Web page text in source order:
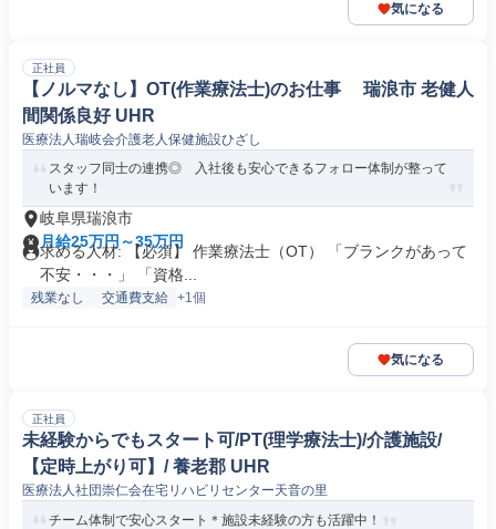
気になる
正社員
【ノルマなし】OT(作業療法士)のお仕事 瑞浪市 老健人
間関係良好 UHR
医療法人瑞岐会介護老人保健施設ひざし
スタッフ同士の連携◎ 入社後も安心できるフォロー体制が整って
います！
岐阜県瑞浪市
月給25万円～35万円
求める人材: 【必須】 作業療法士（OT） 「ブランクがあって
不安・・・」 「資格...
残業なし 交通費支給 +1個
気になる
正社員
未経験からでもスタート可/PT(理学療法士)/介護施設/
【定時上がり可】/ 養老郡 UHR
医療法人社団崇仁会在宅リハビリセンター天音の里
チーム体制で安心スタート＊施設未経験の方も活躍中！